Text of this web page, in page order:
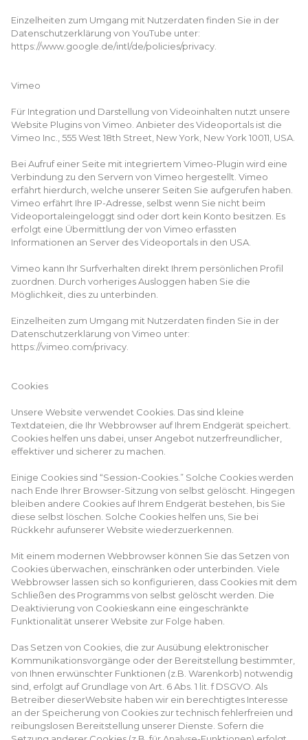
Einzelheiten zum Umgang mit Nutzerdaten finden Sie in der
Datenschutzerklärung von YouTube unter:
https://www.google.de/intl/de/policies/privacy.
Vimeo
Für Integration und Darstellung von Videoinhalten nutzt unsere
Website Plugins von Vimeo. Anbieter des Videoportals ist die
Vimeo Inc., 555 West 18th Street, New York, New York 10011, USA.
Bei Aufruf einer Seite mit integriertem Vimeo-Plugin wird eine
Verbindung zu den Servern von Vimeo hergestellt. Vimeo
erfährt hierdurch, welche unserer Seiten Sie aufgerufen haben.
Vimeo erfährt Ihre IP-Adresse, selbst wenn Sie nicht beim
Videoportaleingeloggt sind oder dort kein Konto besitzen. Es
erfolgt eine Übermittlung der von Vimeo erfassten
Informationen an Server des Videoportals in den USA.
Vimeo kann Ihr Surfverhalten direkt Ihrem persönlichen Profil
zuordnen. Durch vorheriges Ausloggen haben Sie die
Möglichkeit, dies zu unterbinden.
Einzelheiten zum Umgang mit Nutzerdaten finden Sie in der
Datenschutzerklärung von Vimeo unter:
https://vimeo.com/privacy.
Cookies
Unsere Website verwendet Cookies. Das sind kleine
Textdateien, die Ihr Webbrowser auf Ihrem Endgerät speichert.
Cookies helfen uns dabei, unser Angebot nutzerfreundlicher,
effektiver und sicherer zu machen.
Einige Cookies sind “Session-Cookies.” Solche Cookies werden
nach Ende Ihrer Browser-Sitzung von selbst gelöscht. Hingegen
bleiben andere Cookies auf Ihrem Endgerät bestehen, bis Sie
diese selbst löschen. Solche Cookies helfen uns, Sie bei
Rückkehr aufunserer Website wiederzuerkennen.
Mit einem modernen Webbrowser können Sie das Setzen von
Cookies überwachen, einschränken oder unterbinden. Viele
Webbrowser lassen sich so konfigurieren, dass Cookies mit dem
Schließen des Programms von selbst gelöscht werden. Die
Deaktivierung von Cookieskann eine eingeschränkte
Funktionalität unserer Website zur Folge haben.
Das Setzen von Cookies, die zur Ausübung elektronischer
Kommunikationsvorgänge oder der Bereitstellung bestimmter,
von Ihnen erwünschter Funktionen (z.B. Warenkorb) notwendig
sind, erfolgt auf Grundlage von Art. 6 Abs. 1 lit. f DSGVO. Als
Betreiber dieserWebsite haben wir ein berechtigtes Interesse
an der Speicherung von Cookies zur technisch fehlerfreien und
reibungslosen Bereitstellung unserer Dienste. Sofern die